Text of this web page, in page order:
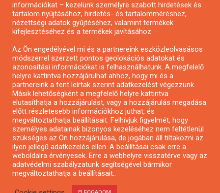
Specifikus pályázatfigyelés vagy hírlevél
Pályázatok magánszemélyeknek
Pályázatok civil szervezeteknek
Pályázatok vállalkozásoknak
Önkormányzati pályázatok
Mezőgazdasági pályázatok
Falusi turizmus pályázatok
Napelem pályázatok
GINOP pályázatok
információkat – kezelünk személyre szabott hirdetések és
tartalom nyújtásához, hirdetés- és tartalomméréshez,
nézettségi adatok gyűjtéséhez, valamint termékek
kifejlesztéséhez és a termékek javításához.
Az Ön engedélyével mi és a partnereink eszközleolvasásos
módszerrel szerzett pontos geolokációs adatokat és
azonosítási információkat is felhasználhatunk. A megfelelő
helyre kattintva hozzájárulhat ahhoz, hogy mi és a
partnereink a fent leírtak szerint adatkezelést végezzünk.
Másik lehetőségként a megfelelő helyre kattintva
elutasíthatja a hozzájárulást, vagy a hozzájárulás megadása
előtt részletesebb információkhoz juthat, és
megváltoztathatja beállításait. Felhívjuk figyelmét, hogy
személyes adatainak bizonyos kezeléséhez nem feltétlenül
szükséges az Ön hozzájárulása, de jogában áll tiltakozni az
ilyen jellegű adatkezelés ellen. A beállításai csak erre a
weboldalra érvényesek. Erre a webhelyre visszatérve vagy az
adatvédelmi szabályzatunk segítségével bármikor
megváltoztathatja a beállításait..